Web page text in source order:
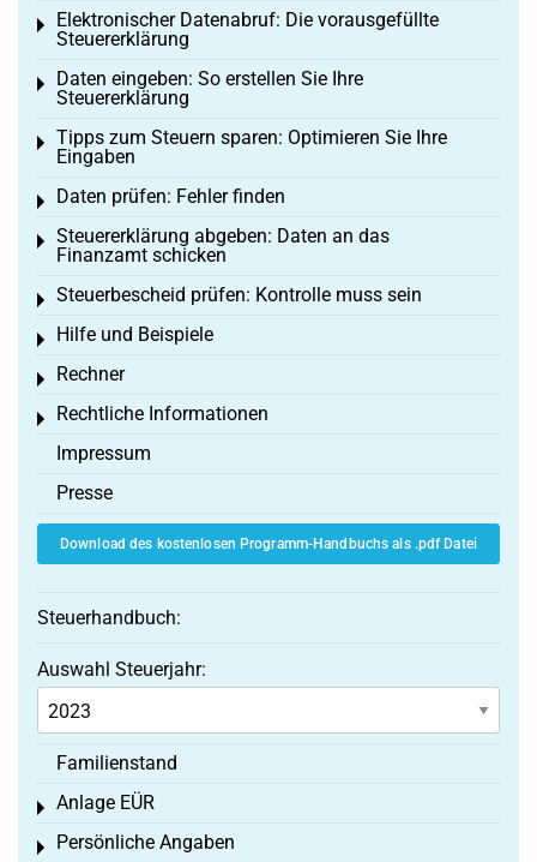
Elektronischer Datenabruf: Die vorausgefüllte
Steuererklärung
Toggle menu
Daten eingeben: So erstellen Sie Ihre
Steuererklärung
Toggle menu
Tipps zum Steuern sparen: Optimieren Sie Ihre
Eingaben
Toggle menu
Daten prüfen: Fehler finden
Toggle menu
Steuererklärung abgeben: Daten an das
Finanzamt schicken
Toggle menu
Steuerbescheid prüfen: Kontrolle muss sein
Toggle menu
Hilfe und Beispiele
Toggle menu
Rechner
Toggle menu
Rechtliche Informationen
Toggle menu
Impressum
Presse
Download des kostenlosen Programm-Handbuchs als .pdf Datei
Steuerhandbuch:
Auswahl Steuerjahr:
Familienstand
Anlage EÜR
Toggle menu
Persönliche Angaben
Toggle menu